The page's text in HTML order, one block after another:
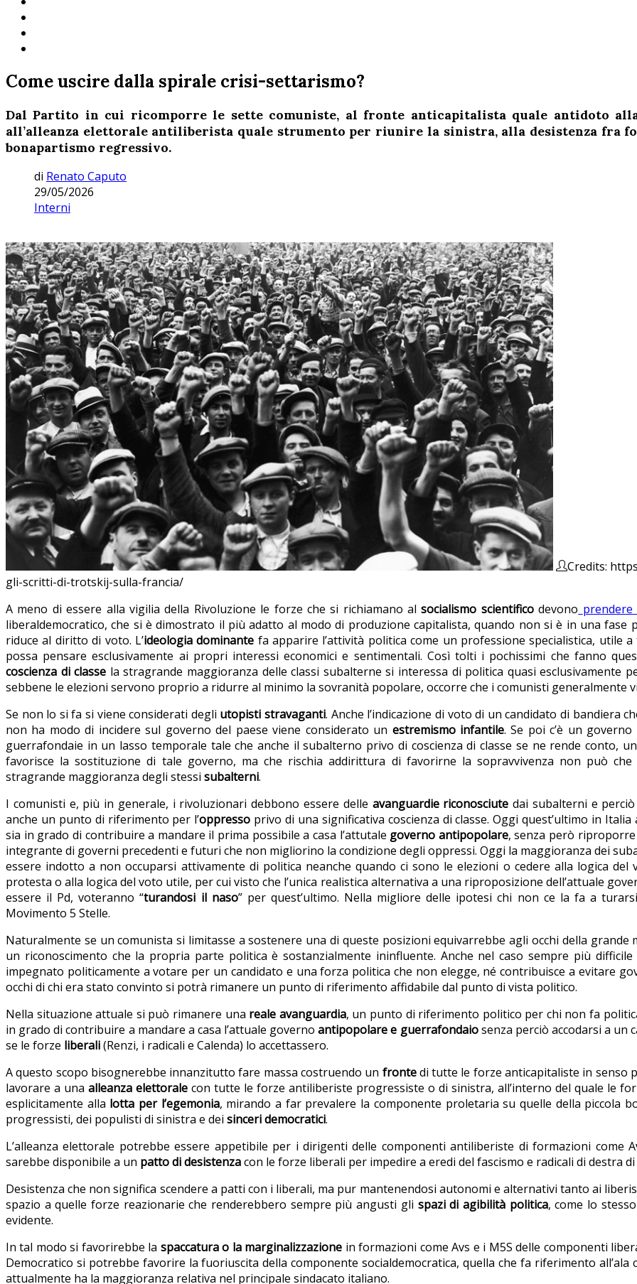
Come uscire dalla spirale crisi-settarismo?
Dal Partito in cui ricomporre le sette comuniste, al fronte anticapitalista quale antidoto
all’alleanza elettorale antiliberista quale strumento per riunire la sinistra, alla desistenza fra
bonapartismo regressivo.
di Renato Caputo
29/05/2026
Interni
Credits:
gli-scritti-di-trotskij-sulla-francia/
A meno di essere alla vigilia della Rivoluzione le forze che si richiamano alsocialismo scientificodevono
liberaldemocratico, che si è dimostrato il più adatto al modo di produzione capitalista, quando non si è in una fase
riduce al diritto di voto. L’ideologia dominante fa apparire l’attività politica come un professione specialistica, utile
possa pensare esclusivamente ai propri interessi economici e sentimentali. Così tolti i pochissimi che fanno
coscienza di classe la stragrande maggioranza delle classi subalterne si interessa di politica quasi esclusivamente
sebbene le elezioni servono proprio a ridurre al minimo la sovranità popolare, occorre che i comunisti generalmente
Se non lo si fa si viene considerati degli utopisti stravaganti. Anche l’indicazione di voto di un candidato di bandiera
non ha modo di incidere sul governo del paese viene considerato un estremismo infantile. Se poi c’è un
guerrafondaie in un lasso temporale tale che anche il subalterno privo di coscienza di classe se ne rende conto,
favorisce la sostituzione di tale governo, ma che rischia addirittura di favorirne la sopravvivenza non può che
stragrande maggioranza degli stessi subalterni.
I comunisti e, più in generale, i rivoluzionari debbono essere delle avanguardie riconosciute dai subalterni e
anche un punto di riferimento per l’oppresso privo di una significativa coscienza di classe. Oggi quest’ultimo in
sia in grado di contribuire a mandare il prima possibile a casa l’attutale governo antipopolare, senza però
integrante di governi precedenti e futuri che non migliorino la condizione degli oppressi. Oggi la maggioranza dei
essere indotto a non occuparsi attivamente di politica neanche quando ci sono le elezioni o cedere alla logica
protesta o alla logica del voto utile, per cui visto che l’unica realistica alternativa a una riproposizione dell’attuale
essere il Pd, voteranno “turandosi il naso” per quest’ultimo. Nella migliore delle ipotesi chi non ce la fa a
Movimento 5 Stelle.
Naturalmente se un comunista si limitasse a sostenere una di queste posizioni equivarrebbe agli occhi della grande
un riconoscimento che la propria parte politica è sostanzialmente ininfluente. Anche nel caso sempre più
impegnato politicamente a votare per un candidato e una forza politica che non elegge, né contribuisce a evitare
occhi di chi era stato convinto si potrà rimanere un punto di riferimento affidabile dal punto di vista politico.
Nella situazione attuale si può rimanere una reale avanguardia, un punto di riferimento politico per chi non fa
in grado di contribuire a mandare a casa l’attuale governoantipopolare e guerrafondaiosenza perciò accodarsi a un
se le forze liberali(Renzi, i radicali e Calenda) lo accettassero.
A questo scopo bisognerebbe innanzitutto fare massa costruendo un frontedi tutte le forze anticapitaliste in senso
lavorare a una alleanza elettorale con tutte le forze antiliberiste progressiste o di sinistra, all’interno del quale le
esplicitamente alla lotta per l’egemonia, mirando a far prevalere la componente proletaria su quelle della piccola
progressisti, dei populisti di sinistra e dei sinceri democratici.
L’alleanza elettorale potrebbe essere appetibile per i dirigenti delle componenti antiliberiste di formazioni come
sarebbe disponibile a un patto di desistenzacon le forze liberali per impedire a eredi del fascismo e radicali di destra
Desistenza che non significa scendere a patti con i liberali, ma pur mantenendosi autonomi e alternativi tanto ai
spazio a quelle forze reazionarie che renderebbero sempre più angusti gli spazi di agibilità politica, come lo
evidente.
In tal modo si favorirebbe la spaccatura o la marginalizzazione in formazioni come Avs e i M5S delle componenti
Democratico si potrebbe favorire la fuoriuscita della componente socialdemocratica, quella che fa riferimento all’ala
attualmente ha la maggioranza relativa nel principale sindacato italiano.